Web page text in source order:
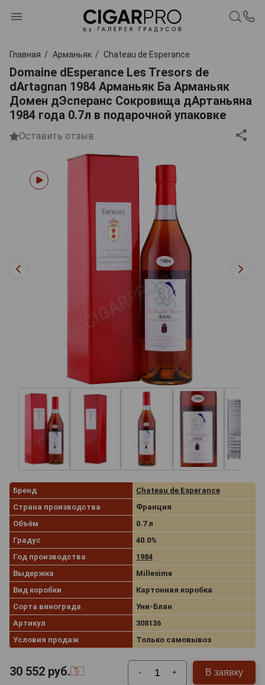
Главная Арманьяк Chateau de Esperance
Domaine dEsperance Les Tresors de
dArtagnan 1984 Арманьяк Ба Арманьяк
Домен дЭсперанс Сокровища дАртаньяна
1984 года 0.7л в подарочной упаковке
Оставить отзыв
Бренд
Chateau de Esperance
Страна производства
Франция
Объём
0.7 л
Градус
40.0%
Год производства
1984
Выдержка
Millesime
Вид коробки
Картонная коробка
Сорта винограда
Уни-Блан
Артикул
308136
Условия продаж
Только самовывоз
30 552 руб. - + В заявку